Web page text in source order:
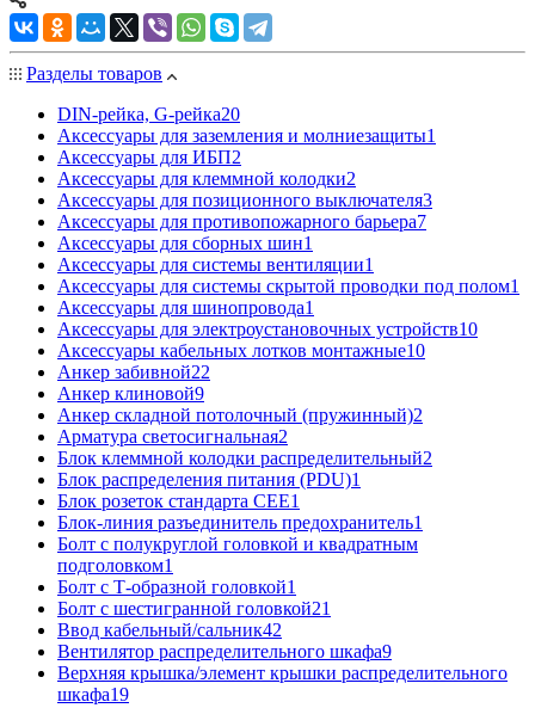
Разделы товаров
DIN-рейка, G-рейка20
Аксессуары для заземления и молниезащиты1
Аксессуары для ИБП2
Аксессуары для клеммной колодки2
Аксессуары для позиционного выключателя3
Аксессуары для противопожарного барьера7
Аксессуары для сборных шин1
Аксессуары для системы вентиляции1
Аксессуары для системы скрытой проводки под полом1
Аксессуары для шинопровода1
Аксессуары для электроустановочных устройств10
Аксессуары кабельных лотков монтажные10
Анкер забивной22
Анкер клиновой9
Анкер складной потолочный (пружинный)2
Арматура светосигнальная2
Блок клеммной колодки распределительный2
Блок распределения питания (PDU)1
Блок розеток стандарта CEE1
Блок-линия разъединитель предохранитель1
Болт с полукруглой головкой и квадратным
подголовком1
Болт с Т-образной головкой1
Болт с шестигранной головкой21
Ввод кабельный/сальник42
Вентилятор распределительного шкафа9
Верхняя крышка/элемент крышки распределительного
шкафа19